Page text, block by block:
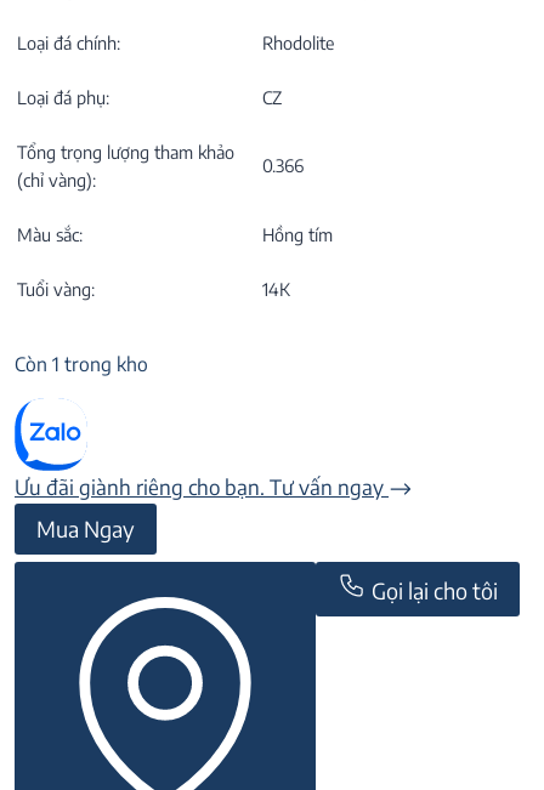
Loại đá chính: Rhodolite
Loại đá phụ: CZ
Tổng trọng lượng tham khảo
(chỉ vàng):
0.366
Màu sắc: Hồng tím
Tuổi vàng: 14K
Còn 1 trong kho
Ưu đãi giành riêng cho bạn. Tư vấn ngay
Mặt
dây
22M289
Mua Ngay
Gọi lại cho tôi